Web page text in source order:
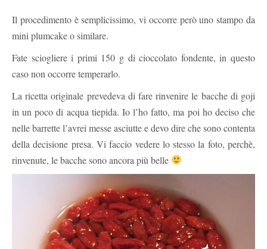
Il procedimento è semplicissimo, vi occorre però uno stampo da
mini plumcake o similare.
Fate sciogliere i primi 150 g di cioccolato fondente, in questo
caso non occorre temperarlo.
La ricetta originale prevedeva di fare rinvenire le bacche di goji
in un poco di acqua tiepida. Io l’ho fatto, ma poi ho deciso che
nelle barrette l’avrei messe asciutte e devo dire che sono contenta
della decisione presa. Vi faccio vedere lo stesso la foto, perchè,
rinvenute, le bacche sono ancora più belle